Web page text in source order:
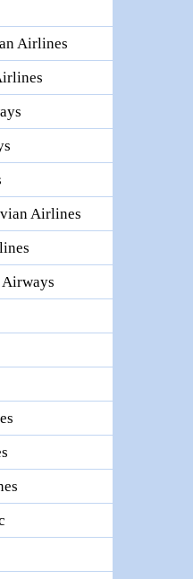
Airlines
Airlines